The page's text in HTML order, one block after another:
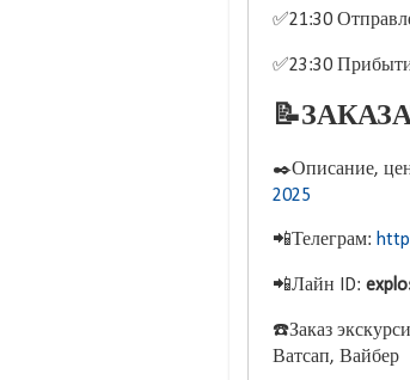
✅21:30
✅23:30
✒️Описание,
2025
📲Телеграм:
📲Лайн ID:
☎️Заказ
Ватсап, Вайбер